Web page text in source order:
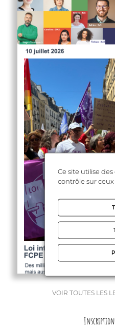
VOIR TOUTES LES
Ce site utilise
contrôle sur